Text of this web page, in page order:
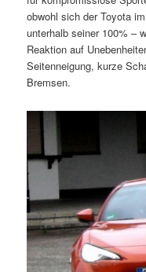
obwohl sich der Toyota
unterhalb seiner 100% –
Reaktion auf
Seitenneigung, kurze
Bremsen.